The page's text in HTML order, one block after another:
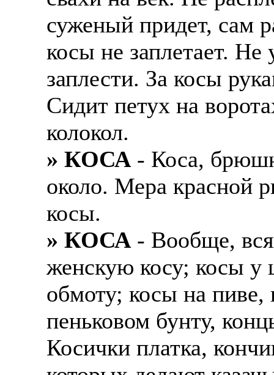
суженый придет, сам
косы не заплетает. Не
заплести. За косы
Сидит петух на
колокол.
» КОСА- Коса,
около. Мера красной
косы.
» КОСА- Вообще,
женскую косу; косы у
обмоту; косы на пиве,
пеньковом бунту,
Косички платка,